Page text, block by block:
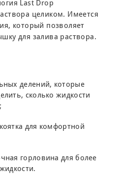
Last Drop
целиком. Имеется
который позволяет
для залива раствора.
делений, которые
сколько жидкости
для комфортной
горловина для более